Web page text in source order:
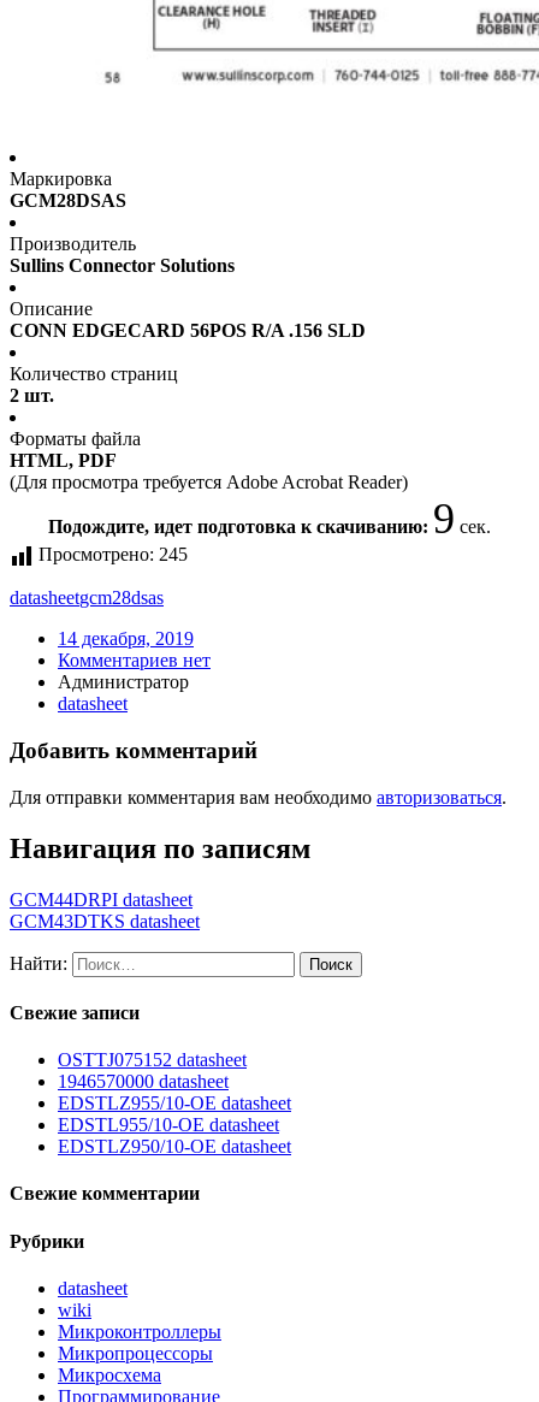
Маркировка
GCM28DSAS
Производитель
Sullins Connector Solutions
Описание
CONN EDGECARD 56POS R/A .156 SLD
Количество страниц
2 шт.
Форматы файла
HTML, PDF
(Для просмотра требуется Adobe Acrobat Reader)
Подождите, идет подготовка к скачиванию: 9 сек.
Просмотрено: 245
datasheetgcm28dsas
14 декабря, 2019
Комментариев нет
Администратор
datasheet
Добавить комментарий
Для отправки комментария вам необходимо авторизоваться.
Навигация по записям
GCM44DRPI datasheet
GCM43DTKS datasheet
Найти:
Свежие записи
OSTTJ075152 datasheet
1946570000 datasheet
EDSTLZ955/10-OE datasheet
EDSTL955/10-OE datasheet
EDSTLZ950/10-OE datasheet
Свежие комментарии
Рубрики
datasheet
wiki
Микроконтроллеры
Микропроцессоры
Микросхема
Программирование